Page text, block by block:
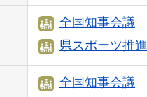
全国知事会議
県スポーツ推
全国知事会議